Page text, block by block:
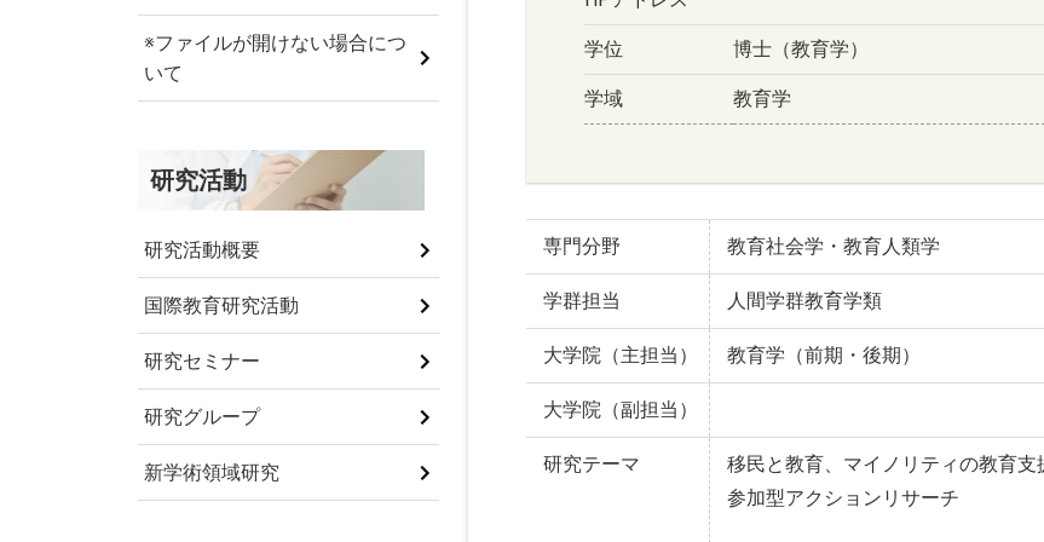
学位 博士（教育学）
学域 教育学
専門分野 教育社会学・教育人類学
学群担当 人間学群教育学類
大学院（主担当） 教育学（前期・後期）
大学院（副担当）
研究テーマ
移民と教育、マイノリティの教育支
参加型アクションリサーチ
※ファイルが開けない場合につ
いて
研究活動
研究活動概要
国際教育研究活動
研究セミナー
研究グループ
新学術領域研究